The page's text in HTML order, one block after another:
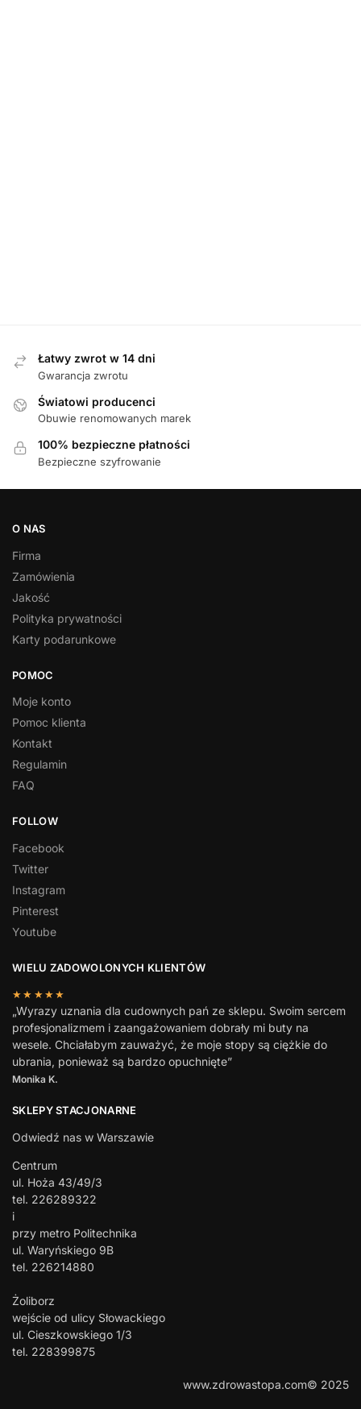
Łatwy zwrot w 14 dni
Gwarancja zwrotu
Światowi producenci
Obuwie renomowanych marek
100% bezpieczne płatności
Bezpieczne szyfrowanie
O NAS
Firma
Zamówienia
Jakość
Polityka prywatności
Karty podarunkowe
POMOC
Moje konto
Pomoc klienta
Kontakt
Regulamin
FAQ
FOLLOW
Facebook
Twitter
Instagram
Pinterest
Youtube
WIELU ZADOWOLONYCH KLIENTÓW
★★★★★
„Wyrazy uznania dla cudownych pań ze sklepu. Swoim sercem
profesjonalizmem i zaangażowaniem dobrały mi buty na
wesele. Chciałabym zauważyć, że moje stopy są ciężkie do
ubrania, ponieważ są bardzo opuchnięte”
Monika K.
SKLEPY STACJONARNE
Odwiedź nas w Warszawie
Centrum
ul. Hoża 43/49/3
tel. 226289322
i
przy metro Politechnika
ul. Waryńskiego 9B
tel. 226214880
Żoliborz
wejście od ulicy Słowackiego
ul. Cieszkowskiego 1/3
tel. 228399875
www.zdrowastopa.com© 2025